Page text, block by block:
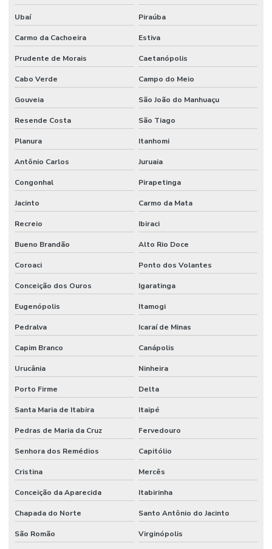
Ubaí Piraúba
Carmo da Cachoeira Estiva
Prudente de Morais Caetanópolis
Cabo Verde Campo do Meio
Gouveia São João do Manhuaçu
Resende Costa São Tiago
Planura Itanhomi
Antônio Carlos Juruaia
Congonhal Pirapetinga
Jacinto Carmo da Mata
Recreio Ibiraci
Bueno Brandão Alto Rio Doce
Coroaci Ponto dos Volantes
Conceição dos Ouros Igaratinga
Eugenópolis Itamogi
Pedralva Icaraí de Minas
Capim Branco Canápolis
Urucânia Ninheira
Porto Firme Delta
Santa Maria de Itabira Itaipé
Pedras de Maria da Cruz Fervedouro
Senhora dos Remédios Capitólio
Cristina Mercês
Conceição da Aparecida Itabirinha
Chapada do Norte Santo Antônio do Jacinto
São Romão Virginópolis